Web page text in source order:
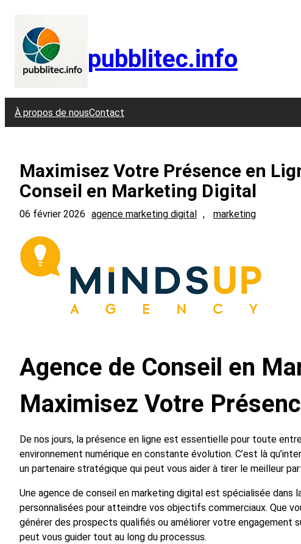
contenu
pubblitec.info
À propos de nousContact
Maximisez Votre Présence en
Conseil en Marketing Digital
06 février 2026 agence marketing digital , marketing
Agence de Conseil en
Maximisez Votre
De nos jours, la présence en ligne est essentielle pour toute
environnement numérique en constante évolution. C’est là
un partenaire stratégique qui peut vous aider à tirer le meilleur
Une agence de conseil en marketing digital est spécialisée
personnalisées pour atteindre vos objectifs commerciaux. Que
générer des prospects qualifiés ou améliorer votre engagement
peut vous guider tout au long du processus.